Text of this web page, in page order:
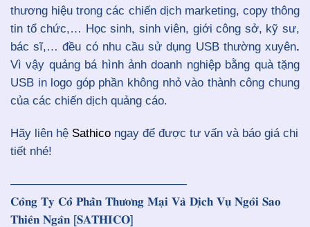
thương hiệu trong các chiến dịch marketing, copy thông
tin tổ chức,… Học sinh, sinh viên, giới công sở, kỹ sư,
bác sĩ,… đều có nhu cầu sử dụng USB thường xuyên.
Vì vậy quảng bá hình ảnh doanh nghiệp bằng quà tặng
USB in logo góp phần không nhỏ vào thành công chung
của các chiến dịch quảng cáo.
Hãy liên hệ Sathico ngay để được tư vấn và báo giá chi
tiết nhé!
———————————————
𝐂𝐨̂𝐧𝐠 𝐓𝐲 𝐂𝐨̂̉ 𝐏𝐡𝐚̂̀𝐧 𝐓𝐡𝐮̛𝐨̛𝐧𝐠 𝐌𝐚̣𝐢 𝐕𝐚̀ 𝐃𝐢̣𝐜𝐡 𝐕𝐮̣ 𝐍𝐠𝐨̂𝐢 𝐒𝐚𝐨
𝐓𝐡𝐢𝐞̂𝐧 𝐍𝐠𝐚̂𝐧 [𝐒𝐀𝐓𝐇𝐈𝐂𝐎]